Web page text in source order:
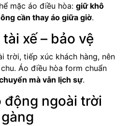
mặc áo điều hòa: giữ khô
cần thay áo giữa giờ.
xế – bảo vệ
trời, tiếp xúc khách hàng, nên
Áo điều hòa form chuẩn
mà vẫn lịch sự.
động ngoài trời